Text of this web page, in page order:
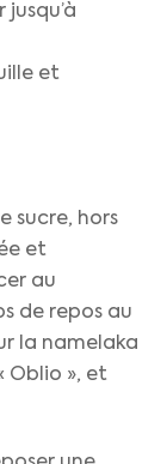
et
sucre, hors
et
au
de repos au
la namelaka
Oblio », et